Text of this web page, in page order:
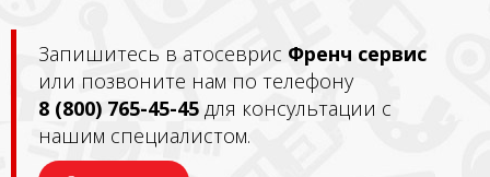
Запишитесь в атосеврис Френч сервис
или позвоните нам по телефону
8 (800) 765-45-45 для консультации с
нашим специалистом.